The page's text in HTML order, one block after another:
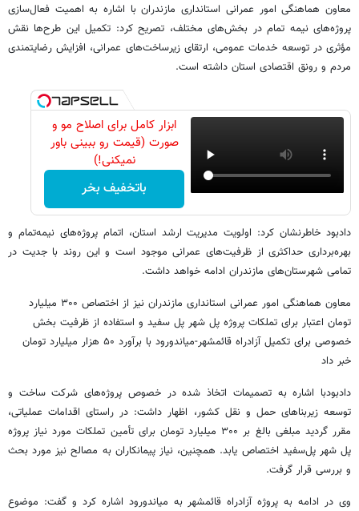
معاون هماهنگی امور عمرانی استانداری مازندران با اشاره به اهمیت فعال‌سازی
پروژه‌های نیمه‌ تمام در بخش‌های مختلف، تصریح کرد: تکمیل این طرح‌ها نقش
مؤثری در توسعه خدمات عمومی، ارتقای زیرساخت‌های عمرانی، افزایش رضایتمندی
مردم و رونق اقتصادی استان داشته است.
ابزار کامل برای اصلاح مو و
صورت (قیمت رو ببینی باور
نمیکنی!)
باتخفیف بخر
دادبود خاطرنشان کرد: اولویت مدیریت ارشد استان، اتمام پروژه‌های نیمه‌تمام و
بهره‌برداری حداکثری از ظرفیت‌های عمرانی موجود است و این روند با جدیت در
تمامی شهرستان‌های مازندران ادامه خواهد داشت.
معاون هماهنگی امور عمرانی استانداری مازندران نیز از اختصاص ۳۰۰ میلیارد
تومان اعتبار برای تملکات پروژه پل شهر پل سفید و استفاده از ظرفیت بخش
خصوصی برای تکمیل آزادراه قائمشهر-میاندورود با برآورد ۵۰ هزار میلیارد تومان
خبر داد
دادبودبا اشاره به تصمیمات اتخاذ شده در خصوص پروژه‌های شرکت ساخت و
توسعه زیربناهای حمل و نقل کشور، اظهار داشت: در راستای اقدامات عملیاتی،
مقرر گردید مبلغی بالغ بر ۳۰۰ میلیارد تومان برای تأمین تملکات مورد نیاز پروژه
پل شهر پل‌سفید اختصاص یابد. همچنین، نیاز پیمانکاران به مصالح نیز مورد بحث
و بررسی قرار گرفت.
وی در ادامه به پروژه آزادراه قائمشهر به میاندورود اشاره کرد و گفت: موضوع